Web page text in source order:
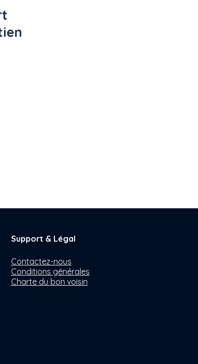
Support & Légal
Contactez-nous
Conditions générales
Charte du bon voisin